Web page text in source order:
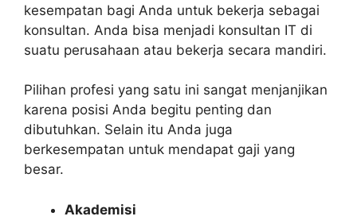
kesempatan bagi Anda untuk bekerja sebagai
konsultan. Anda bisa menjadi konsultan IT di
suatu perusahaan atau bekerja secara mandiri.
Pilihan profesi yang satu ini sangat menjanjikan
karena posisi Anda begitu penting dan
dibutuhkan. Selain itu Anda juga
berkesempatan untuk mendapat gaji yang
besar.
Akademisi